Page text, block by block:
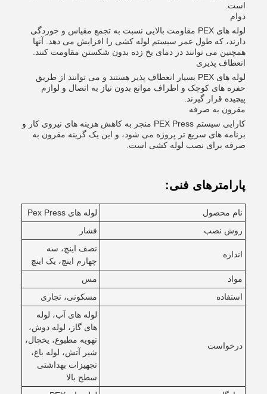
است.
دوام
لوله های PEX مقاومت بالایی نسبت به تجمع مقیاس و خوردگی
دارند، که طول عمر سیستم لوله کشی را افزایش می دهد. آنها
همچنین می توانند در دمای یخ زده بدون شکستن مقاومت کنند.
انعطاف پذیری
لوله های PEX بسیار انعطاف پذیر هستند و می توانند از طریق
حفره های کوچک و اطراف موانع بدون نیاز به اتصال و لوازم
پیچیده قرار گیرند.
مقرون به صرفه
کارایی سیستم PEX Press منجر به کاهش هزینه های نیروی کار و
برنامه های سریع تر پروژه می شود، و این یک گزینه مقرون به
صرفه برای نصب لوله کشی است.
پارامترهای فنی:
نام محصول
لوله های Pex Press
روش نصب
فشار
اندازه
نصف اینچ، سه
چهارم اینچ، یک اینچ
مواد
مس
استفاده
مسکونی، تجاری
درخواست
لوله های آب، لوله
های گاز، لوله دوش،
تهویه مطبوع، یخچال،
شیر آتش، لوله باغ،
تجهیزات بهداشتی
سطح بالا